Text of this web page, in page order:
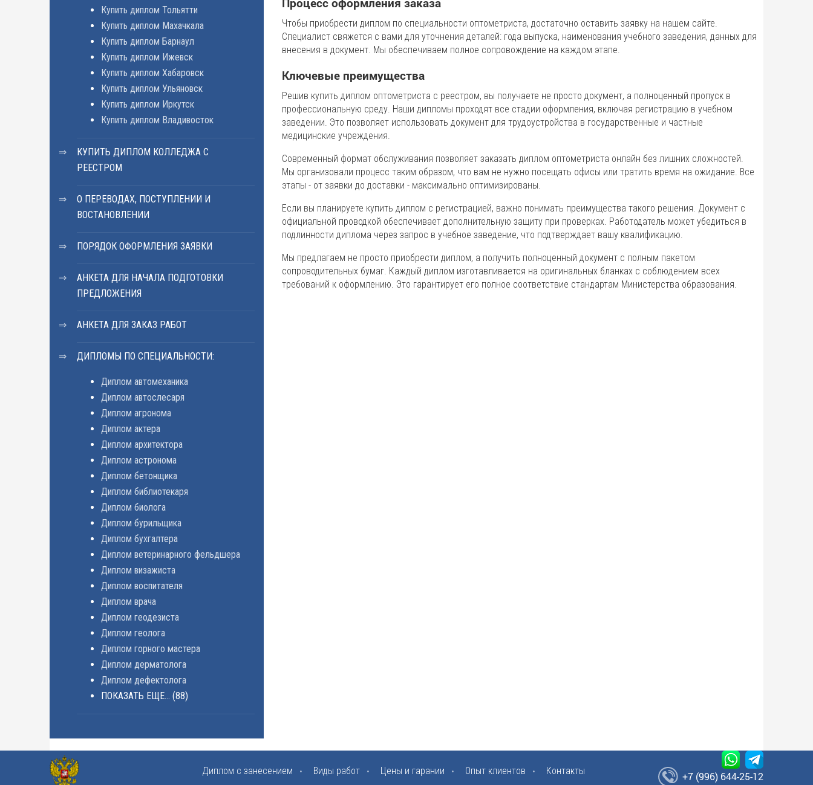
Купить диплом Тольятти
Купить диплом Махачкала
Купить диплом Барнаул
Купить диплом Ижевск
Купить диплом Хабаровск
Купить диплом Ульяновск
Купить диплом Иркутск
Купить диплом Владивосток
КУПИТЬ ДИПЛОМ КОЛЛЕДЖА С
РЕЕСТРОМ
О ПЕРЕВОДАХ, ПОСТУПЛЕНИИ И
ВОСТАНОВЛЕНИИ
ПОРЯДОК ОФОРМЛЕНИЯ ЗАЯВКИ
АНКЕТА ДЛЯ НАЧАЛА ПОДГОТОВКИ
ПРЕДЛОЖЕНИЯ
АНКЕТА ДЛЯ ЗАКАЗ РАБОТ
ДИПЛОМЫ ПО СПЕЦИАЛЬНОСТИ:
Диплом автомеханика
Диплом автослесаря
Диплом агронома
Диплом актера
Диплом архитектора
Диплом астронома
Диплом бетонщика
Диплом библиотекаря
Диплом биолога
Диплом бурильщика
Диплом бухгалтера
Диплом ветеринарного фельдшера
Диплом визажиста
Диплом воспитателя
Диплом врача
Диплом геодезиста
Диплом геолога
Диплом горного мастера
Диплом дерматолога
Диплом дефектолога
ПОКАЗАТЬ ЕЩЕ... (88)
Чтобы приобрести диплом по специальности оптометриста, достаточно оставить заявку на нашем сайте.
Специалист свяжется с вами для уточнения деталей: года выпуска, наименования учебного заведения, данных для
внесения в документ. Мы обеспечиваем полное сопровождение на каждом этапе.
Ключевые преимущества
Решив купить диплом оптометриста с реестром, вы получаете не просто документ, а полноценный пропуск в
профессиональную среду. Наши дипломы проходят все стадии оформления, включая регистрацию в учебном
заведении. Это позволяет использовать документ для трудоустройства в государственные и частные
медицинские учреждения.
Современный формат обслуживания позволяет заказать диплом оптометриста онлайн без лишних сложностей.
Мы организовали процесс таким образом, что вам не нужно посещать офисы или тратить время на ожидание. Все
этапы - от заявки до доставки - максимально оптимизированы.
Если вы планируете купить диплом с регистрацией, важно понимать преимущества такого решения. Документ с
официальной проводкой обеспечивает дополнительную защиту при проверках. Работодатель может убедиться в
подлинности диплома через запрос в учебное заведение, что подтверждает вашу квалификацию.
Мы предлагаем не просто приобрести диплом, а получить полноценный документ с полным пакетом
сопроводительных бумаг. Каждый диплом изготавливается на оригинальных бланках с соблюдением всех
требований к оформлению. Это гарантирует его полное соответствие стандартам Министерства образования.
Диплом с занесением Виды работ Цены и гарании Опыт клиентов Контакты +7 (996) 644-25-12